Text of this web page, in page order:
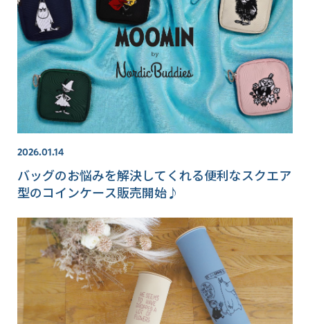
2026.01.14
バッグのお悩みを解決してくれる便利なスクエア
型のコインケース販売開始♪